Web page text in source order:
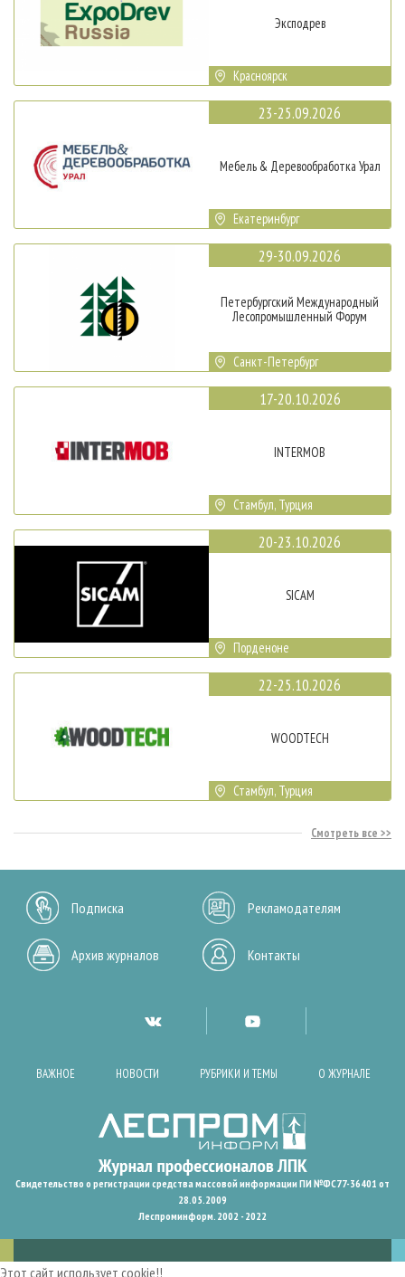
Эксподрев
Красноярск
23-25.09.2026
Мебель & Деревообработка Урал
Екатеринбург
29-30.09.2026
Петербургский Международный
Лесопромышленный Форум
Санкт-Петербург
17-20.10.2026
INTERMOB
Стамбул, Турция
20-23.10.2026
SICAM
Порденоне
22-25.10.2026
WOODTECH
Стамбул, Турция
Смотреть все
Подписка Рекламодателям
Архив журналов Контакты
ВАЖНОЕ НОВОСТИ РУБРИКИ И ТЕМЫ О ЖУРНАЛЕ
Свидетельство о регистрации средства массовой информации ПИ №ФС77-36401 от
28.05.2009
Леспроминформ. 2002 - 2022
Этот сайт использует cookie!!